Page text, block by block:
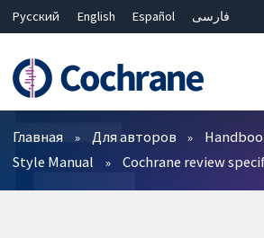
Русский English Español
فارسی
Bahasa Malaysia
ไทย
繁體中文
简体中文
Фильтры
Главная Для авторов
Style Manual
Cochrane review